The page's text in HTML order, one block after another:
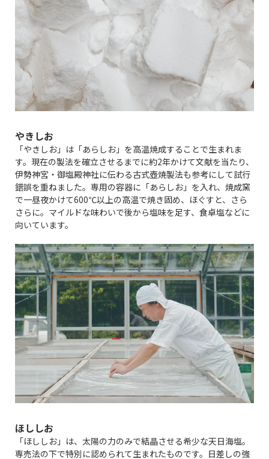
やきしお
「やきしお」は「あらしお」を高温焼成することで生まれま
す。現在の製法を確立させるまでに約2年かけて文献を当たり、
伊勢神宮・御塩殿神社に伝わる古式壺焼製法も参考にして試行
錯誤を重ねました。専用の容器に「あらしお」を入れ、焼成窯
で一昼夜かけて600℃以上の高温で焼き固め、ほぐすと、さら
さらに。マイルドな味わいで後から塩味を足す、食卓塩などに
向いています。
ほししお
「ほししお」は、太陽の力のみで結晶させる希少な天日海塩。
専売法の下で特別に認められて生まれたものです。日差しの強